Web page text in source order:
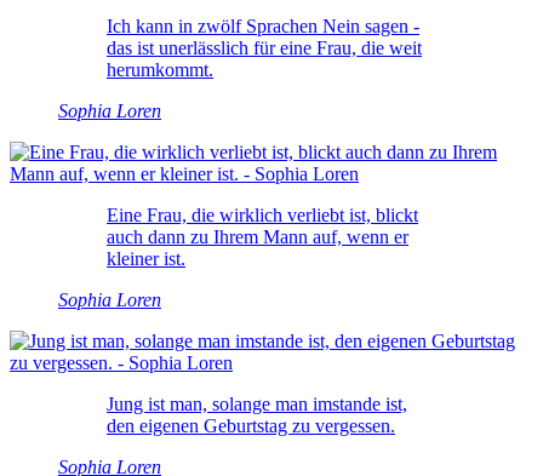
Ich kann in zwölf Sprachen Nein sagen -
das ist unerlässlich für eine Frau, die weit
herumkommt.
Sophia Loren
Eine Frau, die wirklich verliebt ist, blickt
auch dann zu Ihrem Mann auf, wenn er
kleiner ist.
Sophia Loren
Jung ist man, solange man imstande ist,
den eigenen Geburtstag zu vergessen.
Sophia Loren